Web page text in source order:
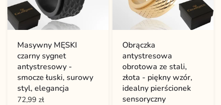
Masywny MĘSKI
czarny sygnet
antystresowy -
smocze łuski, surowy
styl, elegancja
72,99 zł
Obrączka
antystresowa
obrotowa ze stali,
złota - piękny wzór,
idealny pierścionek
sensoryczny